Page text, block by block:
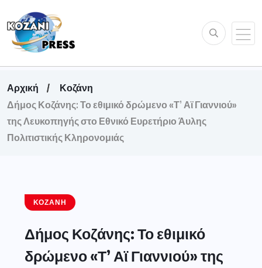
Αρχική
Κοζάνη
Δήμος Κοζάνης: Το εθιμικό δρώμενο «Τ’ Αϊ Γιαννιού»
της Λευκοπηγής στο Εθνικό Ευρετήριο Άυλης
Πολιτιστικής Κληρονομιάς
ΚΟΖΆΝΗ
Δήμος Κοζάνης: Το εθιμικό
δρώμενο «Τ’ Αϊ Γιαννιού» της